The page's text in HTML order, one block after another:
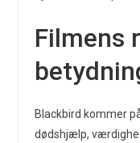
Filmens
Blackbird kommer
dødshjælp,